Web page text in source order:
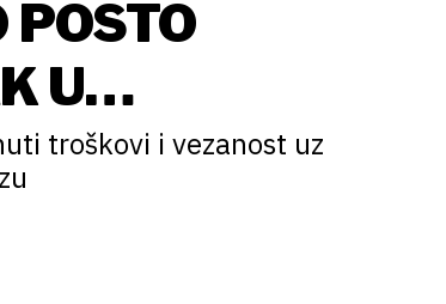
U
troškovi i vezanost uz